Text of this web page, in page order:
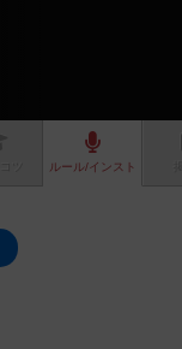
ルール/インスト